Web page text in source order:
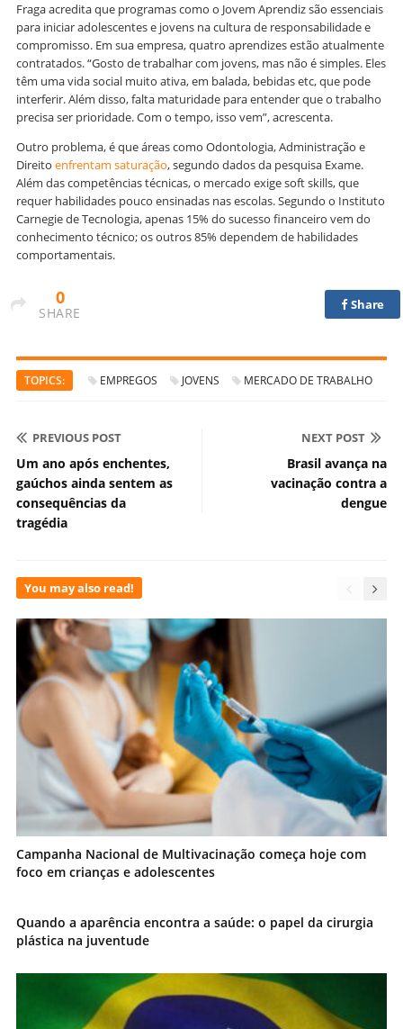
Fraga acredita que programas como o Jovem Aprendiz são essenciais
para iniciar adolescentes e jovens na cultura de responsabilidade e
compromisso. Em sua empresa, quatro aprendizes estão atualmente
contratados. “Gosto de trabalhar com jovens, mas não é simples. Eles
têm uma vida social muito ativa, em balada, bebidas etc, que pode
interferir. Além disso, falta maturidade para entender que o trabalho
precisa ser prioridade. Com o tempo, isso vem”, acrescenta.
Outro problema, é que áreas como Odontologia, Administração e
Direito enfrentam saturação, segundo dados da pesquisa Exame.
Além das competências técnicas, o mercado exige soft skills, que
requer habilidades pouco ensinadas nas escolas. Segundo o Instituto
Carnegie de Tecnologia, apenas 15% do sucesso financeiro vem do
conhecimento técnico; os outros 85% dependem de habilidades
comportamentais.
0
SHARE
Share
TOPICS: EMPREGOS JOVENS MERCADO DE TRABALHO
PREVIOUS POST
Um ano após enchentes,
gaúchos ainda sentem as
consequências da
tragédia
NEXT POST
Brasil avança na
vacinação contra a
dengue
You may also read!
Campanha Nacional de Multivacinação começa hoje com
foco em crianças e adolescentes
Quando a aparência encontra a saúde: o papel da cirurgia
plástica na juventude